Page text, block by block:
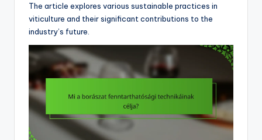
The article explores various sustainable practices in
viticulture and their significant contributions to the
industry’s future.